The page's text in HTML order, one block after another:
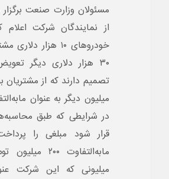
مسئولان وزارت صنعت
از نمایندگان شرکت
خودروهای ۱۰ هزار
۳۰ هزار دلاری دیگر
میلیون دیگر به عنوان
در شرایطی که طبق
قرار شود مبلغی را
میلیونی که این شرکت